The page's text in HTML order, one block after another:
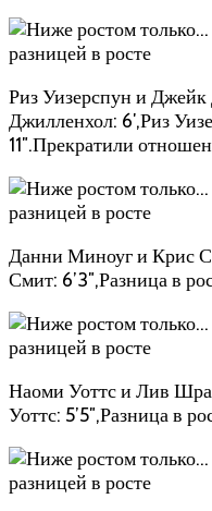
Риз Уизерспун и
Джилленхол: 6′,Риз
11″.Прекратили
Данни Миноуг и Крис
Смит: 6’3″,Разница в
Наоми Уоттс и Лив
Уоттс: 5’5″,Разница в